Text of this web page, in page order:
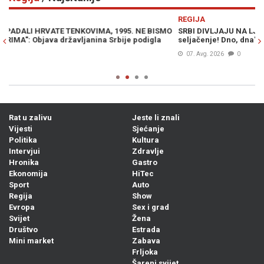
SRBI DIVLJAJU NA LJETOVANJU: "Ne moramo slušati vaše
seljačenje! Dno, dna"
Rat u zalivu
Vijesti
Politika
Intervjui
Hronika
Ekonomija
Sport
Regija
Evropa
Svijet
Društvo
Mini market
Jeste li znali
Sjećanje
Kultura
Zdravlje
Gastro
HiTec
Auto
Show
Sex i grad
Žena
Estrada
Zabava
Frljoka